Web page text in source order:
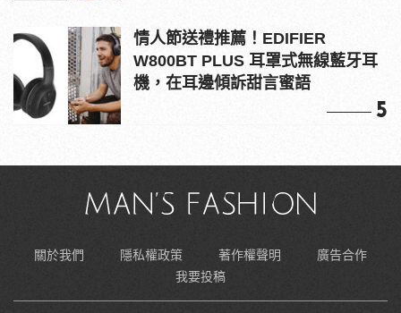
情人節送禮推薦！EDIFIER
W800BT PLUS 耳罩式無線藍牙耳
機，在耳邊傾訴甜言蜜語
5
關於我們 隱私權政策 著作權聲明
廣告合作
我要投稿